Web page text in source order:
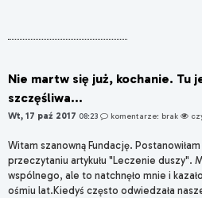
Nie martw się już, kochanie. Tu
szczęśliwa...
Wt, 17 paź 2017 08:23 komentarze: brak
Witam szanowną Fundację.
przeczytaniu artykułu "Leczenie duszy".
wspólnego, ale to natchnęło mnie i
ośmiu lat.Kiedyś często odwiedzała